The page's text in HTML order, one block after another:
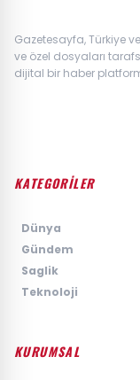
Gazetesayfa, Türkiye
ve özel dosyaları
dijital bir haber
KATEGORİLER
Dünya
Gündem
Saglik
Teknoloji
KURUMSAL